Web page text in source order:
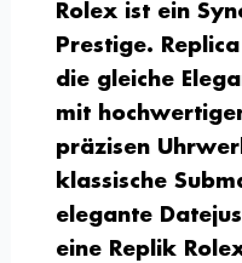
Rolex ist ein
Prestige.
die gleiche
mit
präzisen
klassische
elegante
eine Replik